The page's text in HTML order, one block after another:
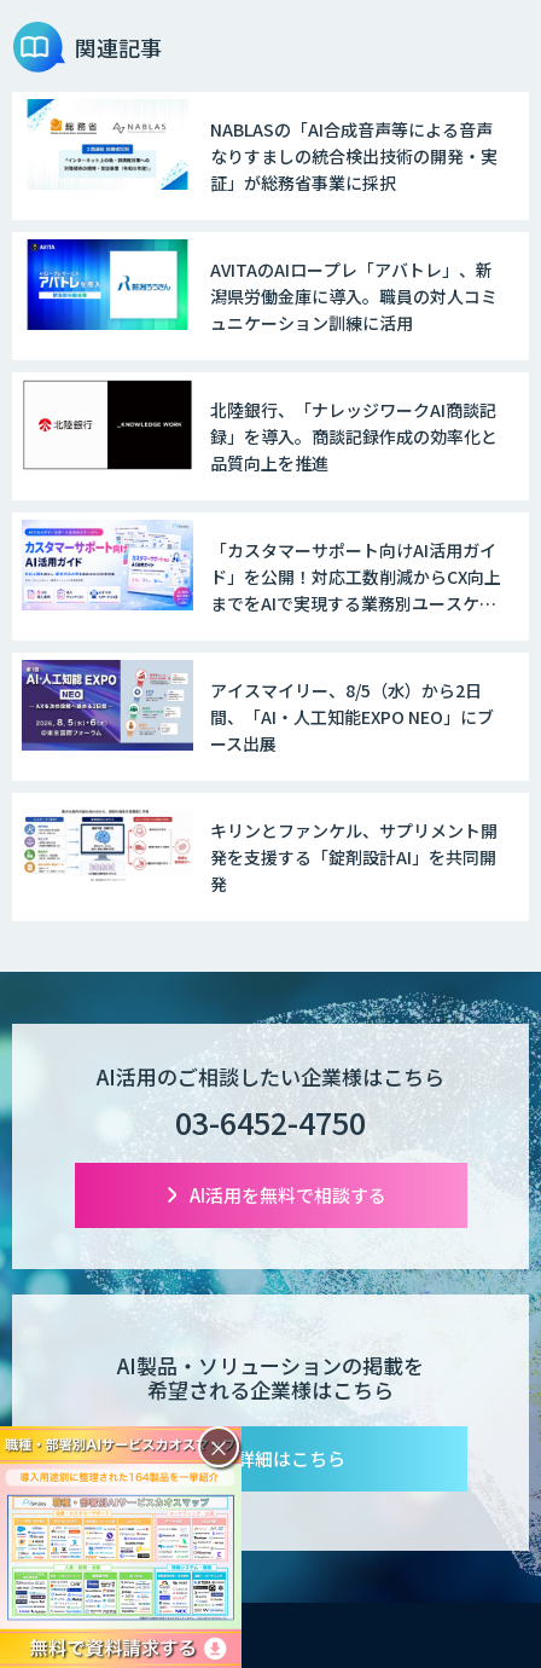
関連記事
NABLASの「AI合成音声等による音声
なりすましの統合検出技術の開発・実
証」が総務省事業に採択
AVITAのAIロープレ「アバトレ」、新
潟県労働金庫に導入。職員の対人コミ
ュニケーション訓練に活用
北陸銀行、「ナレッジワークAI商談記
録」を導入。商談記録作成の効率化と
品質向上を推進
「カスタマーサポート向けAI活用ガイ
ド」を公開！対応工数削減からCX向上
までをAIで実現する業務別ユースケー
アイスマイリー、8/5（水）から2日
間、「AI・人工知能EXPO NEO」にブ
ース出展
キリンとファンケル、サプリメント開
発を支援する「錠剤設計AI」を共同開
発
AI活用のご相談したい企業様はこちら
03-6452-4750
AI活用を無料で相談する
AI製品・ソリューションの掲載を
希望される企業様はこちら
詳細はこちら
×